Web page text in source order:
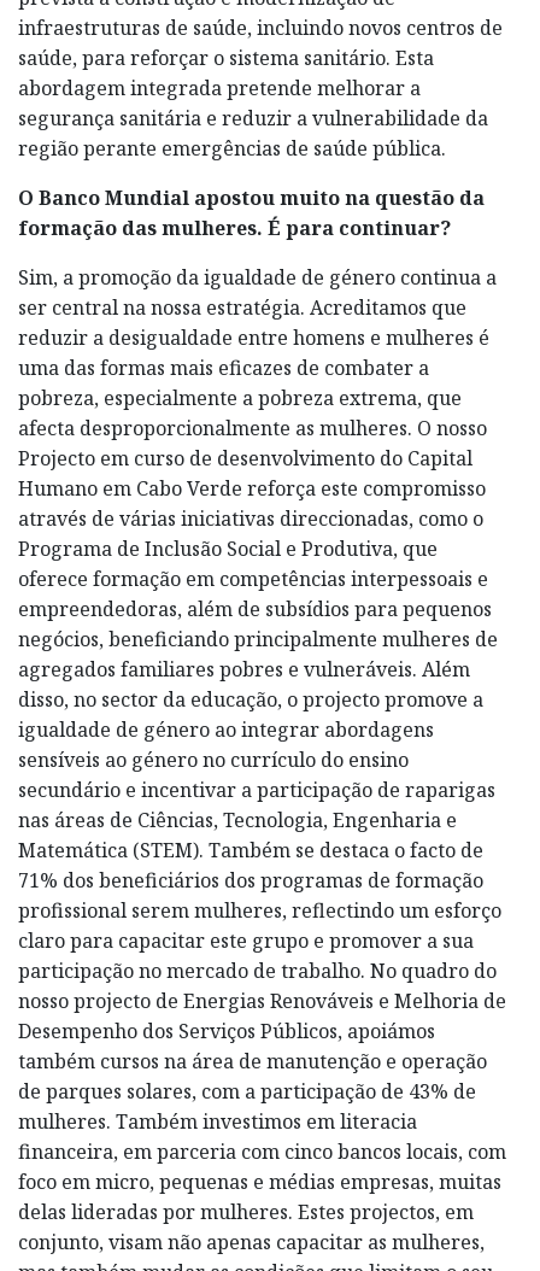
infraestruturas de saúde, incluindo novos centros de
saúde, para reforçar o sistema sanitário. Esta
abordagem integrada pretende melhorar a
segurança sanitária e reduzir a vulnerabilidade da
região perante emergências de saúde pública.
O Banco Mundial apostou muito na questão da
formação das mulheres. É para continuar?
Sim, a promoção da igualdade de género continua a
ser central na nossa estratégia. Acreditamos que
reduzir a desigualdade entre homens e mulheres é
uma das formas mais eficazes de combater a
pobreza, especialmente a pobreza extrema, que
afecta desproporcionalmente as mulheres. O nosso
Projecto em curso de desenvolvimento do Capital
Humano em Cabo Verde reforça este compromisso
através de várias iniciativas direccionadas, como o
Programa de Inclusão Social e Produtiva, que
oferece formação em competências interpessoais e
empreendedoras, além de subsídios para pequenos
negócios, beneficiando principalmente mulheres de
agregados familiares pobres e vulneráveis. Além
disso, no sector da educação, o projecto promove a
igualdade de género ao integrar abordagens
sensíveis ao género no currículo do ensino
secundário e incentivar a participação de raparigas
nas áreas de Ciências, Tecnologia, Engenharia e
Matemática (STEM). Também se destaca o facto de
71% dos beneficiários dos programas de formação
profissional serem mulheres, reflectindo um esforço
claro para capacitar este grupo e promover a sua
participação no mercado de trabalho. No quadro do
nosso projecto de Energias Renováveis e Melhoria de
Desempenho dos Serviços Públicos, apoiámos
também cursos na área de manutenção e operação
de parques solares, com a participação de 43% de
mulheres. Também investimos em literacia
financeira, em parceria com cinco bancos locais, com
foco em micro, pequenas e médias empresas, muitas
delas lideradas por mulheres. Estes projectos, em
conjunto, visam não apenas capacitar as mulheres,